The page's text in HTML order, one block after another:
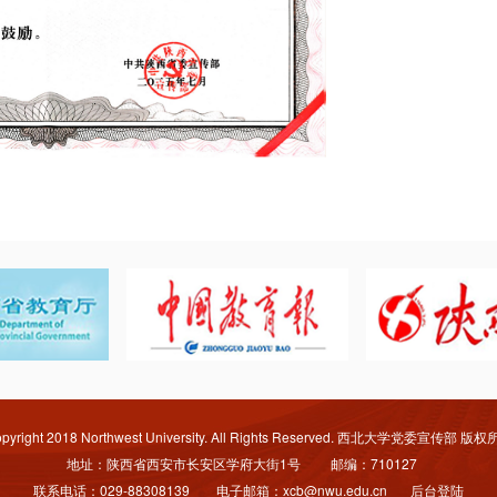
2018 Northwest University. All Rights Reserved. 西北大学党委宣传部 版权
地址：陕西省西安市长安区学府大街1号 邮编：710127
联系电话：029-88308139 电子邮箱：xcb@nwu.edu.cn
后台登陆